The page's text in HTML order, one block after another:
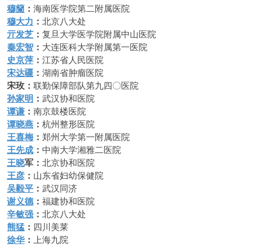
穆籣 ： 海南医学院第二附属医院
穆大力 ： 北京八大处
亓发芝 ： 复旦大学医学院附属中山医院
秦宏智 ： 大连医科大学附属第一医院
史京萍 ： 江苏省人民医院
宋达疆 ： 湖南省肿瘤医院
宋玫： 联勤保障部队第九四〇医院
孙家明 ： 武汉协和医院
谭谦 ： 南京鼓楼医院
谭晓燕 ： 杭州整形医院
王喜梅： 郑州大学第一附属医院
王先成 ： 中南大学湘雅二医院
王晓军： 北京协和医院
王彦 ： 山东省妇幼保健院
吴毅平 ： 武汉同济
谢义德： 福建协和医院
辛敏强 ： 北京八大处
熊猛 ： 四川美莱
徐华： 上海九院